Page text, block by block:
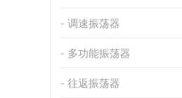
调速振荡器
多功能振荡器
往返振荡器